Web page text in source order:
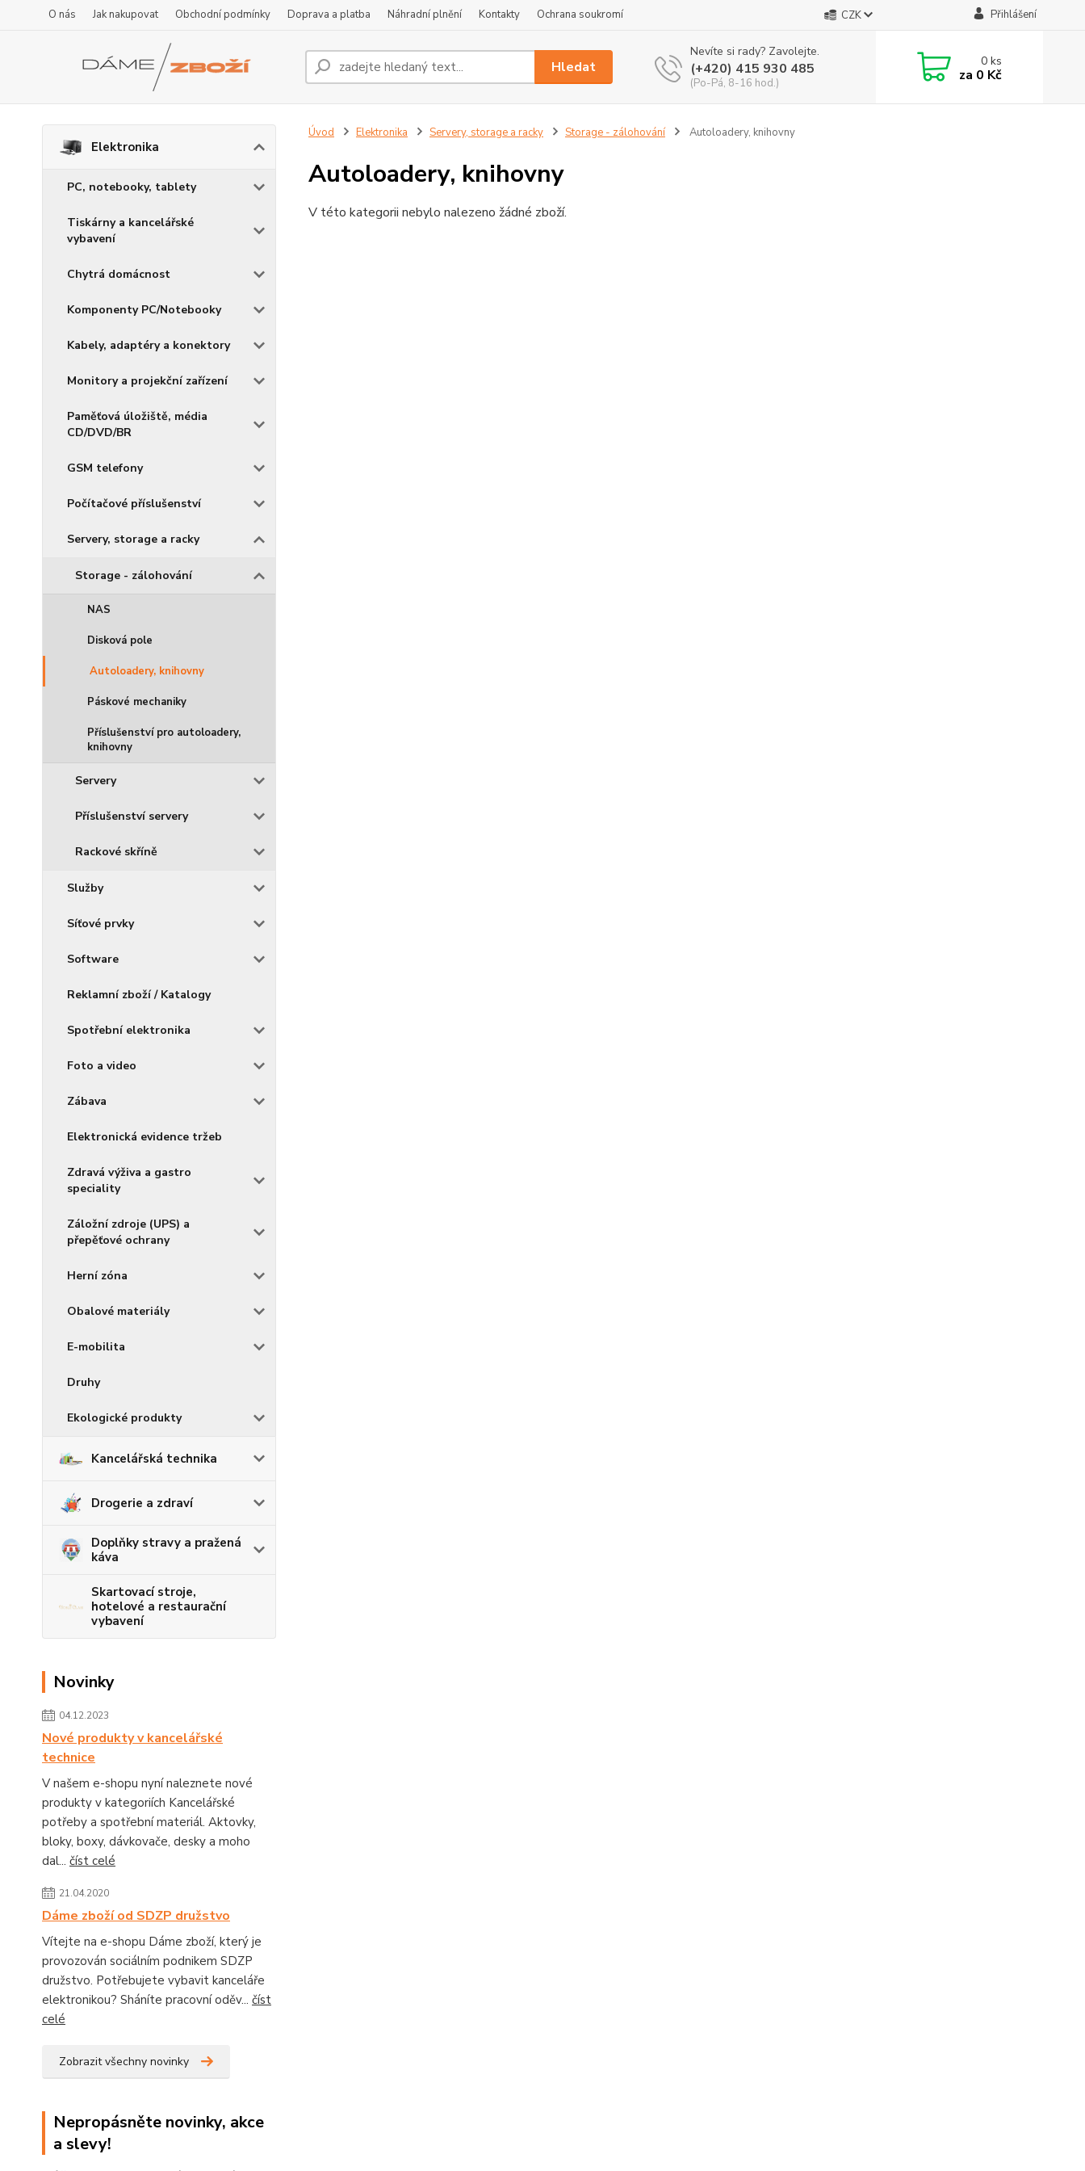
O nás Jak nakupovat Obchodní podmínky Doprava a platba Náhradní plnění Kontakty Ochrana soukromí CZK Přihlášení
Hledat
Nevíte si rady? Zavolejte.
(+420) 415 930 485
(Po-Pá, 8-16 hod.)
0ks
za 0 Kč
Elektronika
PC, notebooky, tablety
Tiskárny a kancelářské
vybavení
Chytrá domácnost
Komponenty PC/Notebooky
Kabely, adaptéry a konektory
Monitory a projekční zařízení
Paměťová úložiště, média
CD/DVD/BR
GSM telefony
Počítačové příslušenství
Servery, storage a racky
Storage - zálohování
NAS
Disková pole
Autoloadery, knihovny
Páskové mechaniky
Příslušenství pro autoloadery,
knihovny
Servery
Příslušenství servery
Rackové skříně
Služby
Síťové prvky
Software
Reklamní zboží / Katalogy
Spotřební elektronika
Foto a video
Zábava
Elektronická evidence tržeb
Zdravá výživa a gastro
speciality
Záložní zdroje (UPS) a
přepěťové ochrany
Herní zóna
Obalové materiály
E-mobilita
Druhy
Ekologické produkty
Kancelářská technika
Drogerie a zdraví
Doplňky stravy a pražená
káva
Skartovací stroje,
hotelové a restaurační
vybavení
Novinky
04.12.2023
Nové produkty v kancelářské
technice
V našem e-shopu nyní naleznete nové
produkty v kategoriích Kancelářské
potřeby a spotřební materiál. Aktovky,
bloky, boxy, dávkovače, desky a moho
dal... číst celé
21.04.2020
Dáme zboží od SDZP družstvo
Vítejte na e-shopu Dáme zboží, který je
provozován sociálním podnikem SDZP
družstvo. Potřebujete vybavit kanceláře
elektronikou? Sháníte pracovní oděv... číst
celé
Zobrazit všechny novinky
Nepropásněte novinky, akce
a slevy!
Úvod Elektronika Servery, storage a racky Storage - zálohování Autoloadery, knihovny
Autoloadery, knihovny
V této kategorii nebylo nalezeno žádné zboží.